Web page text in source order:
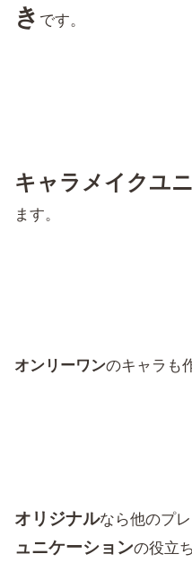
き です。
キャラメイクユ
ます。
オンリーワンのキャラも
オリジナルなら他のプ
ュニケーションの役立